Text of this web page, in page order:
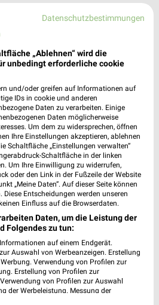
Bad Kissingen
9
- 18:30 Uhr | Geschlossen
Lauterbach
- 19:00 Uhr | Geschlossen
Meiningen
13
- 19:00 Uhr | Geschlossen
Datenschutzbestimmungen
„Ablehnen“ wird die
unbedingt erforderliche cookie
und/oder greifen auf Informationen auf
IDs in cookie und anderen
Daten zu verarbeiten. Einige
Daten möglicherweise
Um dem zu widersprechen, öffnen
Ihre Einstellungen akzeptieren, ablehnen
Schaltfläche „Einstellungen verwalten“
Schaltfläche in der linken
Um Ihre Einwilligung zu widerrufen,
oder den Link in der Fußzeile der Website
„Meine Daten“. Auf dieser Seite können
Entscheidungen werden unseren
Einfluss auf die Browserdaten.
Daten, um die Leistung der
Folgendes zu tun:
auf einem Endgerät.
Auswahl von Werbeanzeigen. Erstellung
Verwendung von Profilen zur
Erstellung von Profilen zur
von Profilen zur Auswahl
der Werbeleistung. Messung der